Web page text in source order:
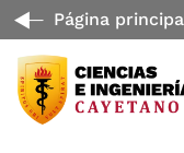
Página